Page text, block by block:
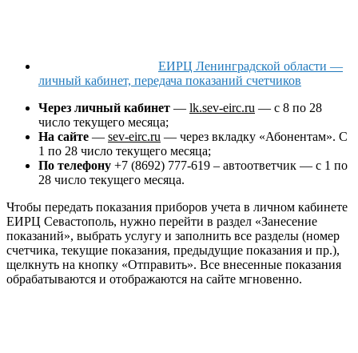
ЕИРЦ Ленинградской области —
личный кабинет, передача показаний счетчиков
Через личный кабинет — lk.sev-eirc.ru — с 8 по 28
число текущего месяца;
На сайте — sev-eirc.ru — через вкладку «Абонентам». С
1 по 28 число текущего месяца;
По телефону +7 (8692) 777-619 – автоответчик — с 1 по
28 число текущего месяца.
Чтобы передать показания приборов учета в личном кабинете
ЕИРЦ Севастополь, нужно перейти в раздел «Занесение
показаний», выбрать услугу и заполнить все разделы (номер
счетчика, текущие показания, предыдущие показания и пр.),
щелкнуть на кнопку «Отправить». Все внесенные показания
обрабатываются и отображаются на сайте мгновенно.